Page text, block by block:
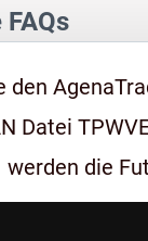
den
Datei
werden die